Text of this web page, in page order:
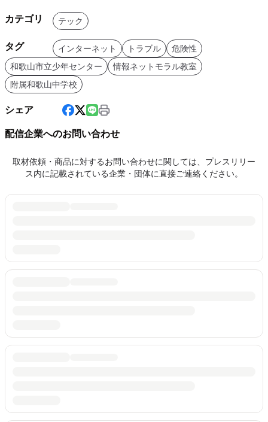
カテゴリ テック
タグ インターネット トラブル
危険性
和歌山市立少年センター
情報ネットモラル教室
附属和歌山中学校
シェア
配信企業へのお問い合わせ
取材依頼・商品に対するお問い合わせに関しては、プレスリリー
ス内に記載されている企業・団体に直接ご連絡ください。